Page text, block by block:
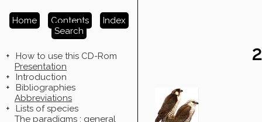
Home Contents
Index
Search
+
How to use this CD-Rom
Presentation
+
Introduction
+
Bibliographies
Abbreviations
+
Lists of species
The paradigms : general